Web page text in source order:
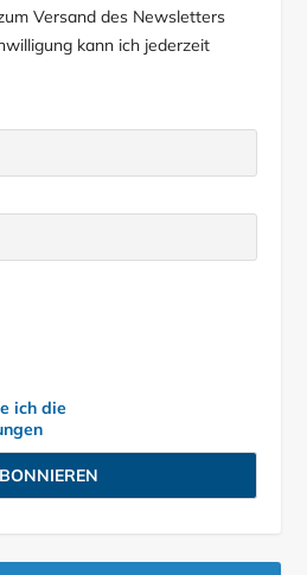
Versand des Newsletters
kann ich jederzeit
ich die